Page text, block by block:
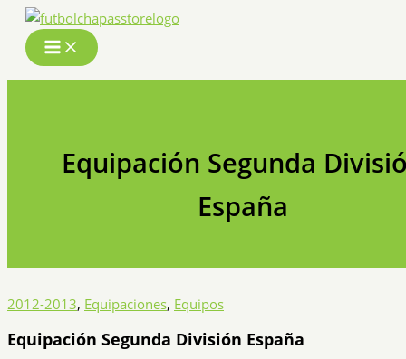
contenido
Equipación Segunda
España
2012-2013, Equipaciones, Equipos
Equipación Segunda División España